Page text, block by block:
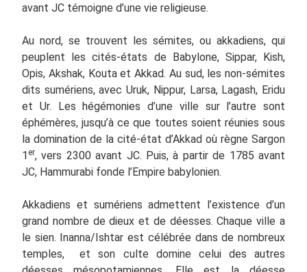
avant JC témoigne d’une vie religieuse.
Au nord, se trouvent les sémites, ou akkadiens, qui
peuplent les cités-états de Babylone, Sippar, Kish,
Opis, Akshak, Kouta et Akkad. Au sud, les non-sémites
dits sumériens, avec Uruk, Nippur, Larsa, Lagash, Eridu
et Ur. Les hégémonies d’une ville sur l’autre sont
éphémères, jusqu’à ce que toutes soient réunies sous
la domination de la cité-état d’Akkad où règne Sargon
1 er, vers 2300 avant JC. Puis, à partir de 1785 avant
JC, Hammurabi fonde l’Empire babylonien.
Akkadiens et sumériens admettent l’existence d’un
grand nombre de dieux et de déesses. Chaque ville a
le sien. Inanna/Ishtar est célébrée dans de nombreux
temples, et son culte domine celui des autres